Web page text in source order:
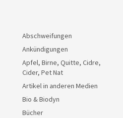
Abschweifungen
Ankündigungen
Apfel, Birne, Quitte, Cidre,
Cider, Pet Nat
Artikel in anderen Medien
Bio & Biodyn
Bücher